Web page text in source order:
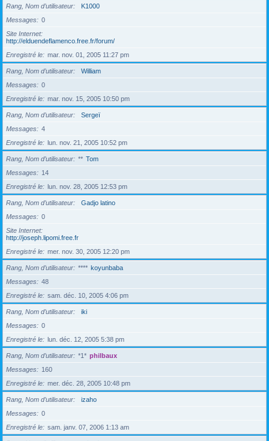
Rang, Nom d’utilisateur
K1000
Messages
0
Site Internet
http://elduendeflamenco.free.fr/forum/
Enregistré le
mar. nov. 01, 2005 11:27 pm
Rang, Nom d’utilisateur
William
Messages
0
Enregistré le
mar. nov. 15, 2005 10:50 pm
Rang, Nom d’utilisateur
Sergeï
Messages
4
Enregistré le
lun. nov. 21, 2005 10:52 pm
Rang, Nom d’utilisateur ** Tom
Messages
14
Enregistré le
lun. nov. 28, 2005 12:53 pm
Rang, Nom d’utilisateur
Gadjo latino
Messages
0
Site Internet
http://joseph.lipomi.free.fr
Enregistré le
mer. nov. 30, 2005 12:20 pm
Rang, Nom d’utilisateur **** koyunbaba
Messages
48
Enregistré le
sam. déc. 10, 2005 4:06 pm
Rang, Nom d’utilisateur
iki
Messages
0
Enregistré le
lun. déc. 12, 2005 5:38 pm
Rang, Nom d’utilisateur *1* philbaux
Messages
160
Enregistré le
mer. déc. 28, 2005 10:48 pm
Rang, Nom d’utilisateur
izaho
Messages
0
Enregistré le
sam. janv. 07, 2006 1:13 am